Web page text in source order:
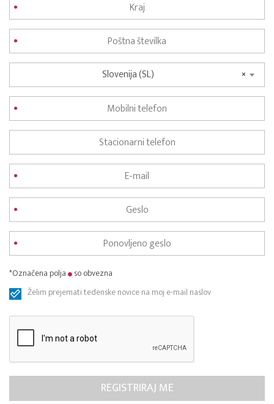
×
Slovenija (SL)
*Označena polja
so obvezna
Želim prejemati tedenske novice na moj e-mail naslov